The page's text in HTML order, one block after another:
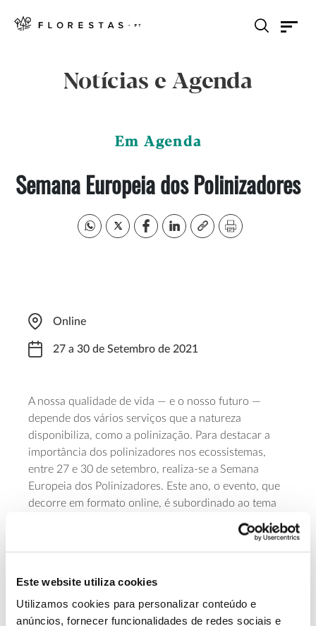
Este website utiliza cookies
Utilizamos cookies para personalizar conteúdo e
anúncios, fornecer funcionalidades de redes sociais e
Notícias e Agenda
Em Agenda
Semana Europeia dos Polinizadores
Online
27 a 30 de Setembro de 2021
A nossa qualidade de vida — e o nosso futuro —
depende dos vários serviços que a natureza
disponibiliza, como a polinização. Para destacar a
importância dos polinizadores nos ecossistemas,
entre 27 e 30 de setembro, realiza-se a Semana
Europeia dos Polinizadores. Este ano, o evento, que
decorre em formato online, é subordinado ao tema
“Um Novo Acordo para os Polinizadores”. A iniciativa
vai reunir um conjunto de importantes decisores,
incluindo autoridades públicas, apicultores e
ações que protejam as populações saudáveis de
polinizadores.